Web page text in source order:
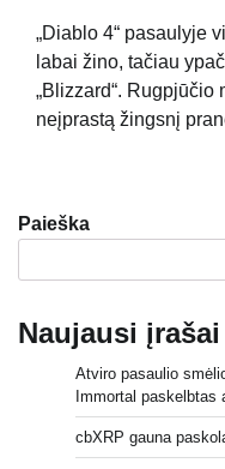
„Diablo 4“ pasaulyje
labai žino, tačiau
„Blizzard“. Rugpjūčio
neįprastą žingsnį
Paieška
Naujausi įrašai
Atviro pasaulio
Immortal paskelbtas
cbXRP gauna